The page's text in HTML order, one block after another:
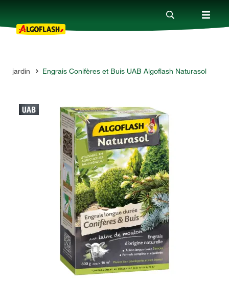
Nos produits
Conseils
Qui sommes-nous ?
jardin Engrais Conifères et Buis UAB Algoflash Naturasol